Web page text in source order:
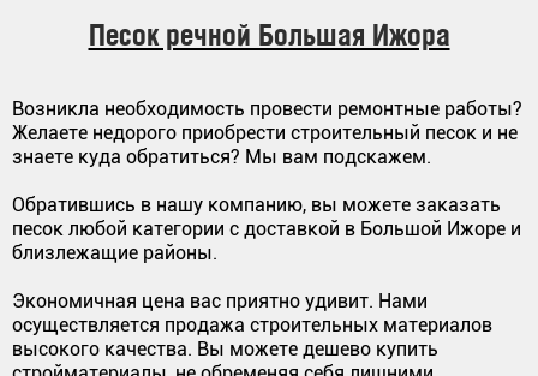
Песок речной Большая Ижора
Возникла необходимость провести ремонтные работы?
Желаете недорого приобрести строительный песок и не
знаете куда обратиться? Мы вам подскажем.
Обратившись в нашу компанию, вы можете заказать
песок любой категории с доставкой в Большой Ижоре и
близлежащие районы.
Экономичная цена вас приятно удивит. Нами
осуществляется продажа строительных материалов
высокого качества. Вы можете дешево купить